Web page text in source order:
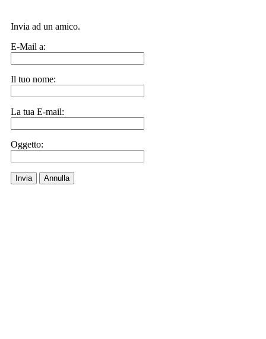
Invia ad un amico.
E-Mail a:
Il tuo nome:
La tua E-mail:
Oggetto:
Invia Annulla